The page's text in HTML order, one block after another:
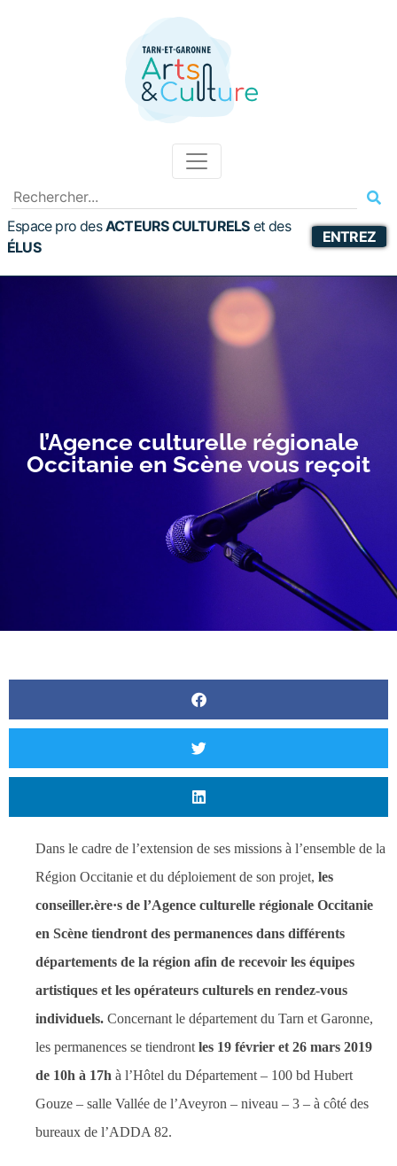
Espace pro desACTEURS CULTURELS etdes
ÉLUS
ENTREZ
l’Agence culturelle régionale
Occitanie en Scène vous reçoit
Dans le cadre de l’extension de ses missions à l’ensemble de la
Région Occitanie et du déploiement de son projet, les
conseiller.ère·s de l’Agence culturelle régionale Occitanie
en Scène tiendront des permanences dans différents
départements de la région afin de recevoir les équipes
artistiques et les opérateurs culturels en rendez-vous
individuels. Concernant le département du Tarn et Garonne,
les permanences se tiendront les 19 février et 26 mars 2019
de 10h à 17h à l’Hôtel du Département – 100 bd Hubert
Gouze – salle Vallée de l’Aveyron – niveau – 3 – à côté des
bureaux de l’ADDA 82.